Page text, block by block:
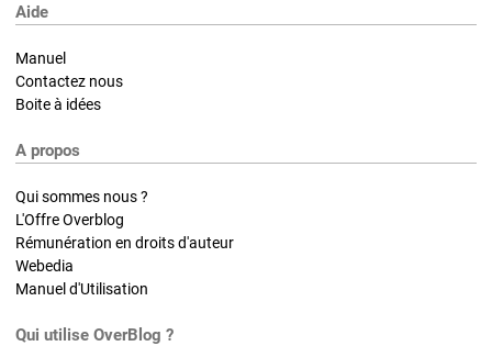
Aide
Manuel
Contactez nous
Boite à idées
A propos
Qui sommes nous ?
L'Offre Overblog
Rémunération en droits d'auteur
Webedia
Manuel d'Utilisation
Qui utilise OverBlog ?